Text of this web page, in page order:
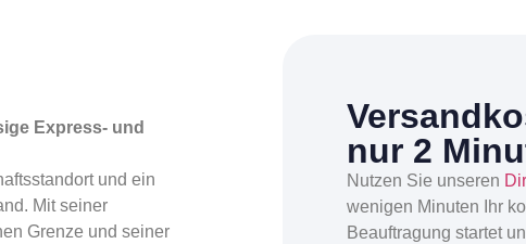
Express- und
und ein
Mit seiner
Grenze und seiner
nur 2
Nutzen Sie unseren
wenigen Minuten Ihr
Beauftragung startet